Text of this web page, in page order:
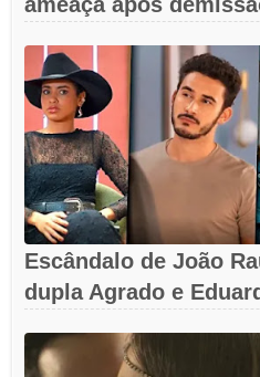
Escândalo de João
dupla Agrado e